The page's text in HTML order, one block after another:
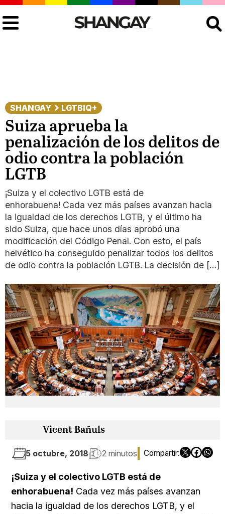
SHANGAY LGTBIQ+
Suiza aprueba la
penalización de los delitos de
odio contra la población
LGTB
¡Suiza y el colectivo LGTB está de
enhorabuena! Cada vez más países avanzan hacia
la igualdad de los derechos LGTB, y el último ha
sido Suiza, que hace unos días aprobó una
modificación del Código Penal. Con esto, el país
helvético ha conseguido penalizar todos los delitos
de odio contra la población LGTB. La decisión de […]
Vicent Bañuls
5 octubre, 2018 2 minutos
¡Suiza y el colectivo LGTB está de
enhorabuena! Cada vez más países avanzan
hacia la igualdad de los derechos LGTB, y el